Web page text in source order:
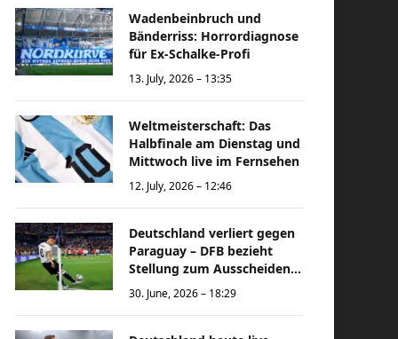
Wadenbeinbruch und
Bänderriss: Horrordiagnose
für Ex-Schalke-Profi
13. July, 2026 – 13:35
Weltmeisterschaft: Das
Halbfinale am Dienstag und
Mittwoch live im Fernsehen
12. July, 2026 – 12:46
Deutschland verliert gegen
Paraguay – DFB bezieht
Stellung zum Ausscheiden
bei der Weltmeisterschaft
30. June, 2026 – 18:29